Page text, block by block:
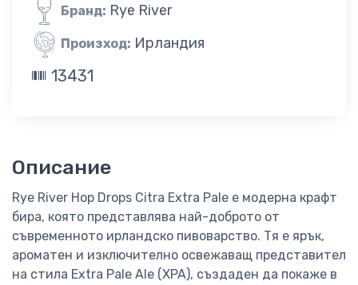
Бранд: Rye River
Произход: Ирландия
13431
Описание
Rye River Hop Drops Citra Extra Pale е модерна крафт
бира, която представлява най-доброто от
съвременното ирландско пивоварство. Тя е ярък,
ароматен и изключително освежаващ представител
на стила Extra Pale Ale (XPA), създаден да покаже в